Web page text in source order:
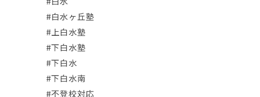
#白水ヶ丘塾
#上白水塾
#下白水塾
#下白水
#下白水南
#不登校対応